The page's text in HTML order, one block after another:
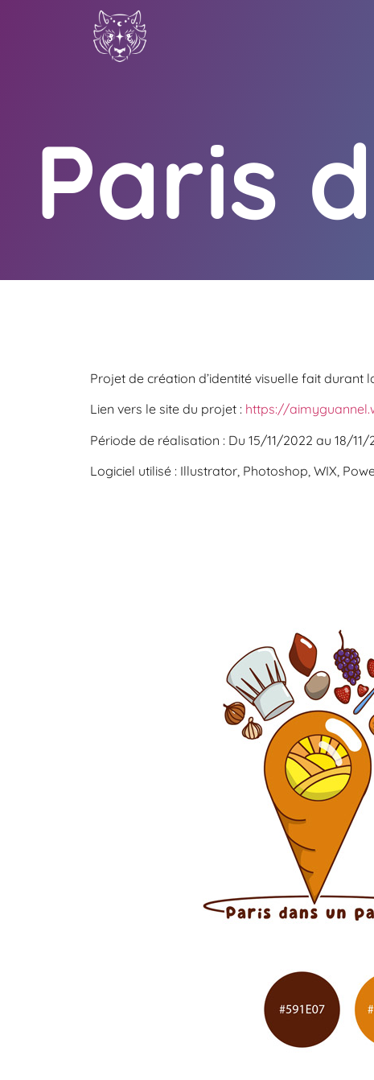
Paris
Projet de création d’identité visuelle fait
Lien vers le site du projet : https://
Période de réalisation : Du 15/11/2022 au 18/
Logiciel utilisé : Illustrator, Photoshop, WIX,